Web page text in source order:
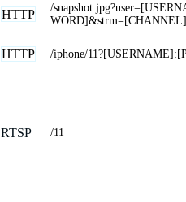
HTTP
/
WORD]&strm=[CHANNEL]
HTTP /iphone/
RTSP /11